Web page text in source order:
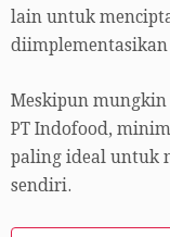
lain untuk
Meskipun
PT Indofood,
paling ideal untuk
sendiri.